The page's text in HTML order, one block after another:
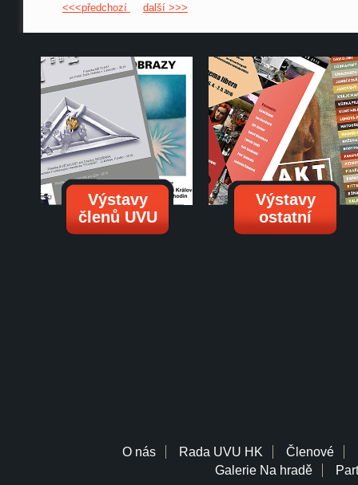
<<<předchozí další >>>
Výstavy
členů UVU
Výstavy
ostatní
O nás Rada UVU HK Členové
Galerie Na hradě